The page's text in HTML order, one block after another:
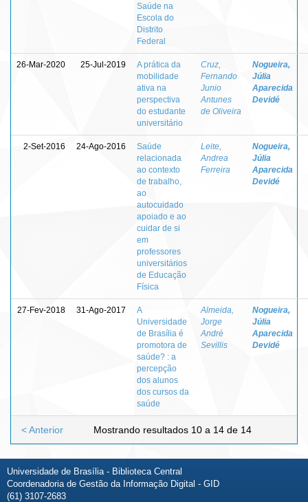
Saúde na
Escola do
Distrito
Federal
26-Mar-2020 25-Jul-2019
A prática da
mobilidade
ativa na
perspectiva
do estudante
universitário
Cruz,
Fernando
Junio
Antunes
de Oliveira
Nogueira,
Júlia
Aparecida
Devidé
2-Set-2016 24-Ago-2016
Saúde
relacionada
ao contexto
de trabalho,
ao
autocuidado
apoiado e ao
cuidar de si
em
professores
universitários
de Educação
Física
Leite,
Andrea
Ferreira
Nogueira,
Júlia
Aparecida
Devidé
27-Fev-2018 31-Ago-2017
A
Universidade
de Brasília é
promotora de
saúde? : a
percepção
dos alunos
dos cursos da
saúde
Almeida,
Jorge
André
Sevillis
Nogueira,
Júlia
Aparecida
Devidé
Mostrando resultados 10 a 14 de 14
< Anterior
Universidade de Brasília - Biblioteca Central
Coordenadoria de Gestão da Informação Digital - GID
(61) 3107-2683